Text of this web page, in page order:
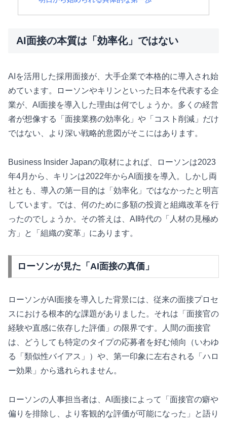
AI面接の本質は「効率化」ではない
AIを活用した採用面接が、大手企業で本格的に導入され始
めています。ローソンやキリンといった日本を代表する企
業が、AI面接を導入した理由は何でしょうか。多くの経営
者が想像する「面接業務の効率化」や「コスト削減」だけ
ではない、より深い戦略的意図がそこにはあります。
Business Insider Japanの取材によれば、ローソンは2023
年4月から、キリンは2022年からAI面接を導入。しかし両
社とも、導入の第一目的は「効率化」ではなかったと明言
しています。では、何のために多額の投資と組織改革を行
ったのでしょうか。その答えは、AI時代の「人材の見極め
方」と「組織の変革」にあります。
ローソンが見た「AI面接の真価」
ローソンがAI面接を導入した背景には、従来の面接プロセ
スにおける根本的な課題がありました。それは「面接官の
経験や直感に依存した評価」の限界です。人間の面接官
は、どうしても特定のタイプの応募者を好む傾向（いわゆ
る「類似性バイアス」）や、第一印象に左右される「ハロ
ー効果」から逃れられません。
ローソンの人事担当者は、AI面接によって「面接官の癖や
偏りを排除し、より客観的な評価が可能になった」と語り